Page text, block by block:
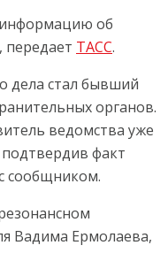
об
ТАСС.
дела стал бывший
органов.
ведомства уже
факт
сообщником.
Вадима Ермолаева,